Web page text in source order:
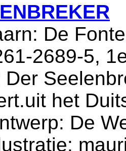
De
2689-5,
het
De